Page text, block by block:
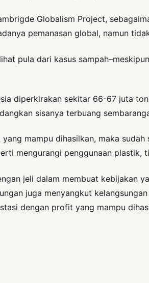
Globalism Project,
pemanasan global, namun
pula dari kasus
diperkirakan sekitar 66-67 juta
sisanya terbuang
mampu dihasilkan, maka
mengurangi penggunaan plastik,
jeli dalam membuat kebijakan
juga menyangkut
dengan profit yang mampu